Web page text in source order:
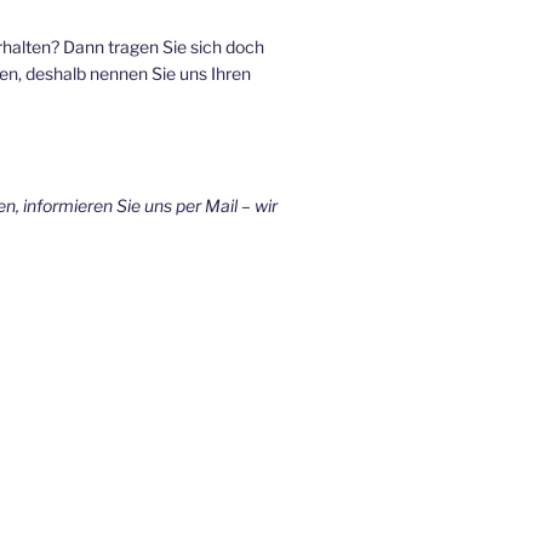
Dann tragen Sie sich doch
deshalb nennen Sie uns Ihren
informieren Sie uns per Mail – wir